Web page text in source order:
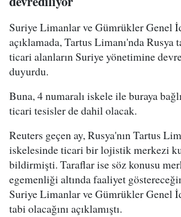
Suriye Limanlar ve Gümrükler Genel
açıklamada, Tartus Limanı'nda Rusya
ticari alanların Suriye yönetimine
duyurdu.
Buna, 4 numaralı iskele ile buraya
ticari tesisler de dahil olacak.
Reuters geçen ay, Rusya'nın Tartus
iskelesinde ticari bir lojistik merkezi
bildirmişti. Taraflar ise söz konusu
egemenliği altında faaliyet
Suriye Limanlar ve Gümrükler Genel
tabi olacağını açıklamıştı.